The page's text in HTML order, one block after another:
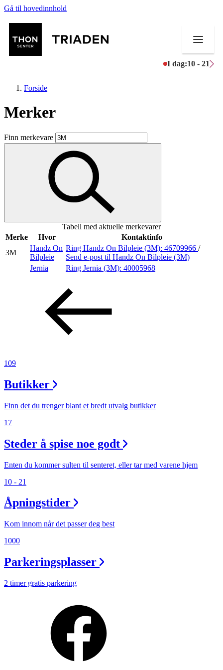
Gå til hovedinnhold
I dag:10 - 21
Butikker
Mat og drikke
Aktiviteter
Inspirasjon
Åpningstider
Praktisk informasjon
Butikker
Gavekort
Finn frem
Forside
Merker
Finn merkevare
Tabell med aktuelle merkevarer
Merke
Hvor
Kontaktinfo
3M
Handz On
Bilpleie
Ring Handz On Bilpleie (3M): 46709966 /
Send e-post til Handz On Bilpleie (3M)
Jernia
Ring Jernia (3M): 40005968
109
Butikker
Finn det du trenger blant et bredt utvalg butikker
17
Steder å spise noe godt
Enten du kommer sulten til senteret, eller tar med varene hjem
10 - 21
Åpningstider
Kom innom når det passer deg best
1000
Parkeringsplasser
2 timer gratis parkering